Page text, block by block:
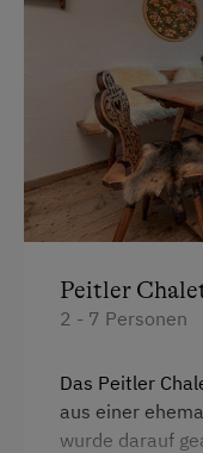
Unterkunftsart
Jagdhütte
Ehemaliger
Kinder-
Kinder sind
Ausstattung der
Geschirr
Peitler
2 - 7 Personen
Das Peitler
aus einer
wurde darauf